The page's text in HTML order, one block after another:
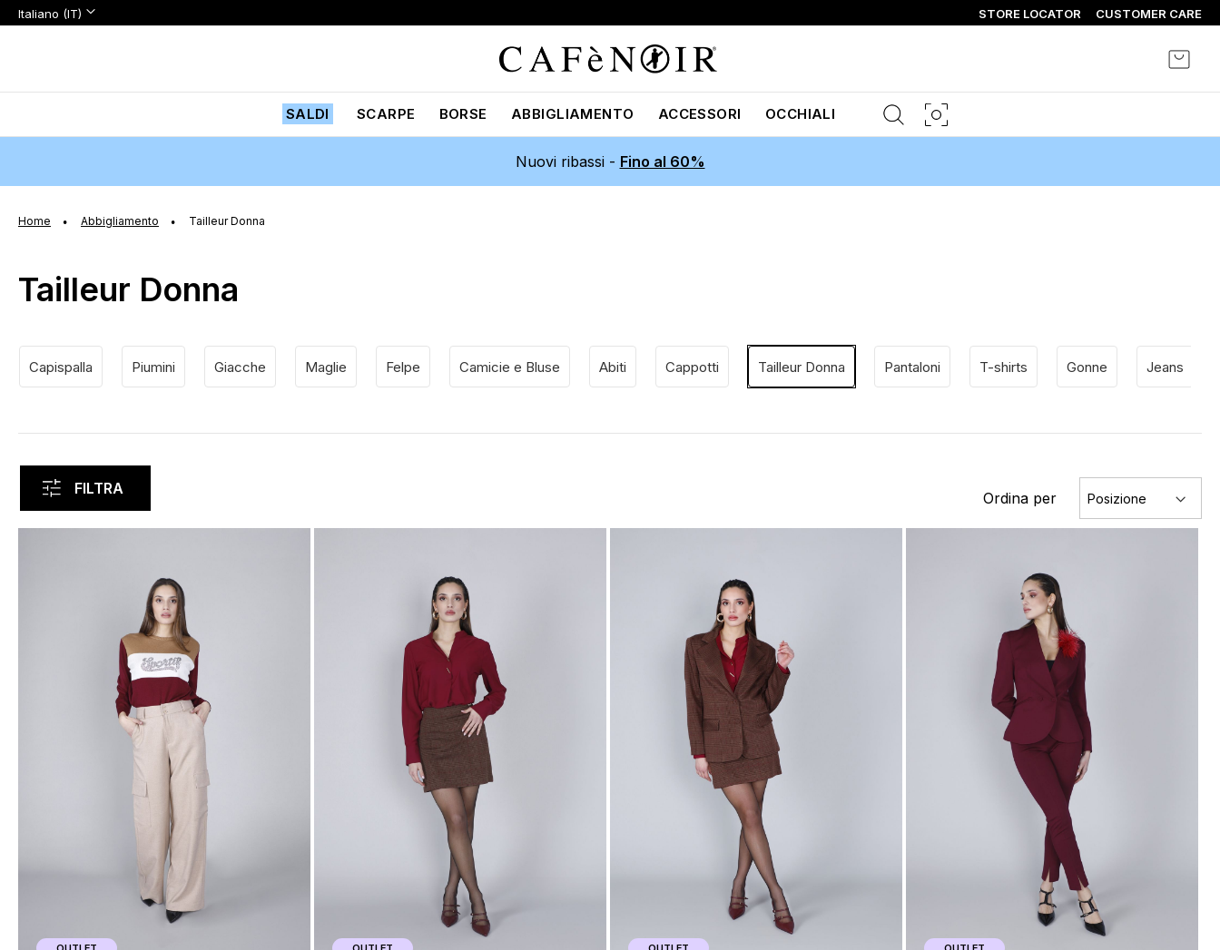
Lingua
Lingua:
Italiano (IT) STORE LOCATOR CUSTOMER CARE
SALDI SCARPE BORSE ABBIGLIAMENTO ACCESSORI OCCHIALI
Nuovi ribassi - Fino al 60%
Home Abbigliamento Tailleur Donna
Tailleur Donna
Capispalla Piumini Giacche Maglie Felpe Camicie e Bluse Abiti Cappotti Tailleur Donna Pantaloni T-shirts Gonne Jeans
FILTRA
Ordina per